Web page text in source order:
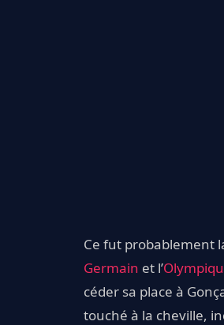
Ce fut probablement
Germain et l’
céder sa place à
touché à la cheville,